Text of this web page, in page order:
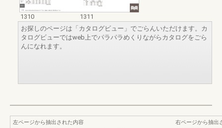
1310
1311
お探しのページは「カタログビュー」でごらんいただけます。カ
タログビューではweb上でパラパラめくりながらカタログをごら
んになれます。
左ページから抽出された内容
右ページから抽出